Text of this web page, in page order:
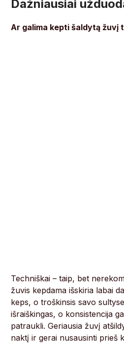
Dažniausiai
Ar galima kepti šaldytą žuvį
Techniškai – taip, bet
žuvis kepdama išskiria labai
keps, o troškinsis savo
išraiškingas, o konsistencija
patraukli. Geriausia žuvį
naktį ir gerai nusausinti prieš